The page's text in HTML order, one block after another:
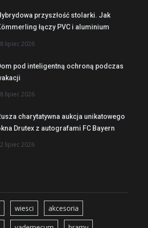
przyszłość stolarki. Jak
łączy PVC i aluminium
lipiec 2026
pod inteligentną ochroną podczas
lipiec 2026
charytatywna aukcja unikatowego
Drutex z autografami FC Bayern
lipiec 2026
wiesci akcesoria